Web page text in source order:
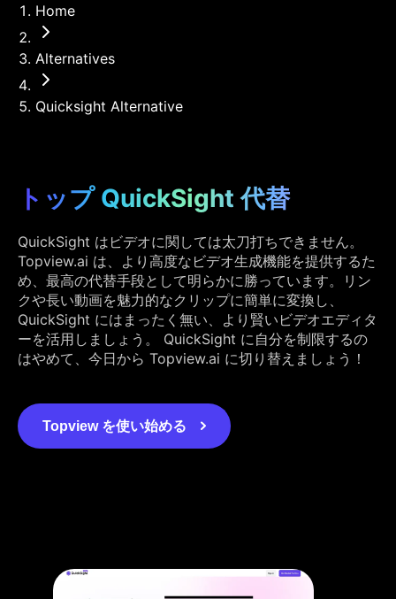
Home
Alternatives
Quicksight Alternative
トップ QuickSight 代替
QuickSight はビデオに関しては太刀打ちできません。
Topview.ai は、より高度なビデオ生成機能を提供するた
め、最高の代替手段として明らかに勝っています。リン
クや長い動画を魅力的なクリップに簡単に変換し、
QuickSight にはまったく無い、より賢いビデオエディタ
ーを活用しましょう。 QuickSight に自分を制限するの
はやめて、今日から Topview.ai に切り替えましょう！
Topview を使い始める